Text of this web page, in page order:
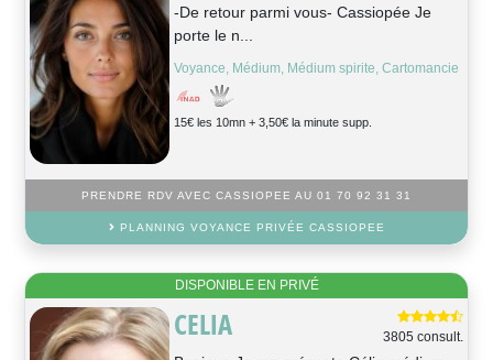
-De retour parmi vous- Cassiopée Je
porte le n...
Voyance, Médium, Médium spirite, Cartomancie
15€ les 10mn + 3,50€ la minute supp.
PRENDRE RDV AVEC CASSIOPEE AU 01 70 92 31 31
PLANNING VOYANCE PRIVÉE CASSIOPEE
DISPONIBLE EN PRIVÉ
CELIA 3805 consult.